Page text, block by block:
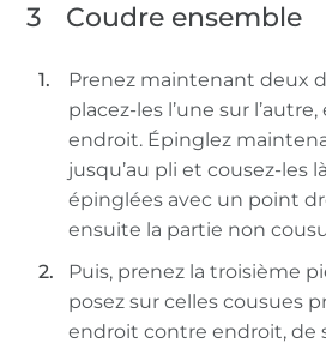
3 Coudre ensemble
Prenez maintenant deux
placez-les l’une sur
endroit. Épinglez
jusqu’au pli et cousez-les
épinglées avec un point
ensuite la partie non
Puis, prenez la troisième
posez sur celles cousues
endroit contre endroit, de